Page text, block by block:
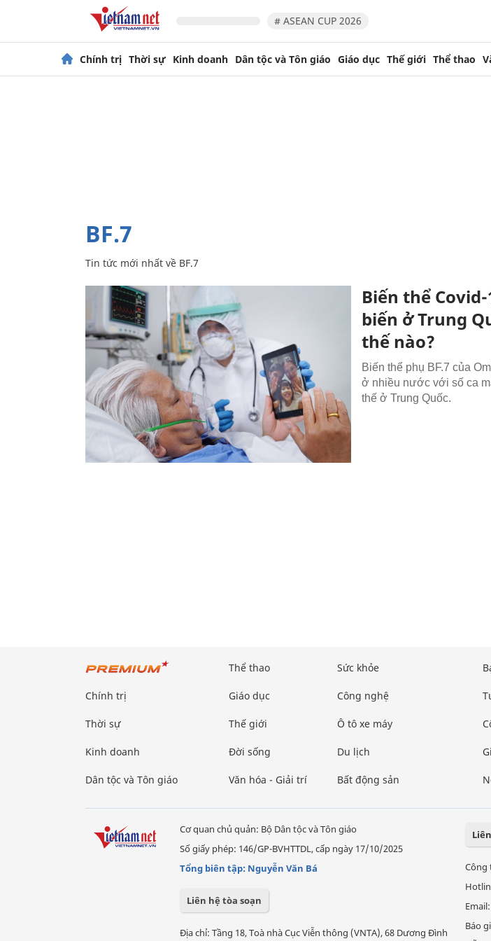
# ASEAN CUP 2026
Chính trị Thời sự Kinh doanh Dân tộc và Tôn giáo Giáo dục Thế giới Thể thao
BF.7
Tin tức mới nhất về BF.7
Biến thể
biến ở Trung
thế nào?
Biến thể phụ BF.7 của
ở nhiều nước với số ca
thế ở Trung Quốc.
Chính trị
Thời sự
Kinh doanh
Dân tộc và Tôn giáo
Thể thao
Giáo dục
Thế giới
Đời sống
Văn hóa - Giải trí
Sức khỏe
Công nghệ
Ô tô xe máy
Du lịch
Bất động sản
Cơ quan chủ quản: Bộ Dân tộc và Tôn giáo
Số giấy phép: 146/GP-BVHTTDL, cấp ngày 17/10/2025
Tổng biên tập: Nguyễn Văn Bá
Liên hệ tòa soạn
Địa chỉ: Tầng 18, Toà nhà Cục Viễn thông (VNTA), 68 Dương Đình
Công
Báo